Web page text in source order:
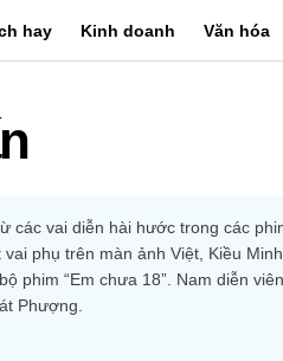
hay Kinh doanh Văn hóa
các vai diễn hài hước trong các
phụ trên màn ảnh Việt, Kiều
phim “Em chưa 18”. Nam diễn
Phượng.